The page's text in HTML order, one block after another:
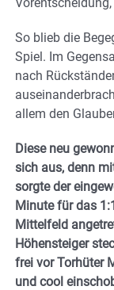
So blieb die
Spiel. Im
nach
allem den
Diese neu
sich aus, denn
sorgte der
Minute für das
Mittelfeld
Höhensteiger
frei vor Torhüter
und cool